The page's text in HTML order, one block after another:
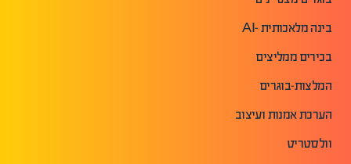
בינה מלאכותית -AI
בכירים ממליצים
המלצות-בוגרים
הערכת אמנות ועיצוב
וולסטריט